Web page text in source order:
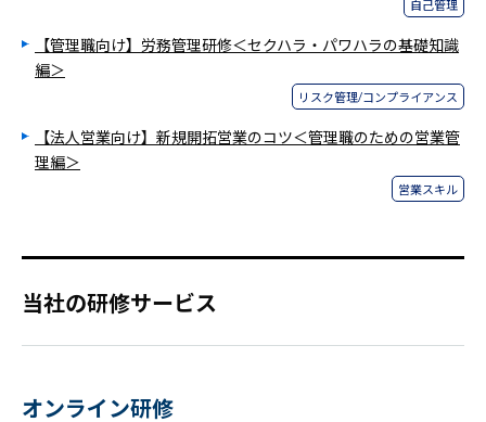
自己管理
【管理職向け】労務管理研修＜セクハラ・パワハラの基礎知識
編＞
リスク管理/コンプライアンス
【法人営業向け】新規開拓営業のコツ＜管理職のための営業管
理編＞
営業スキル
当社の研修サービス
オンライン研修